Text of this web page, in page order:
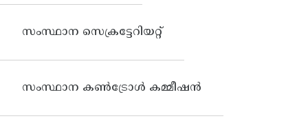
സംസ്ഥാന സെക്രട്ടേറിയറ്റ്
സംസ്ഥാന കണ്‍ട്രോള്‍ കമ്മീഷന്‍